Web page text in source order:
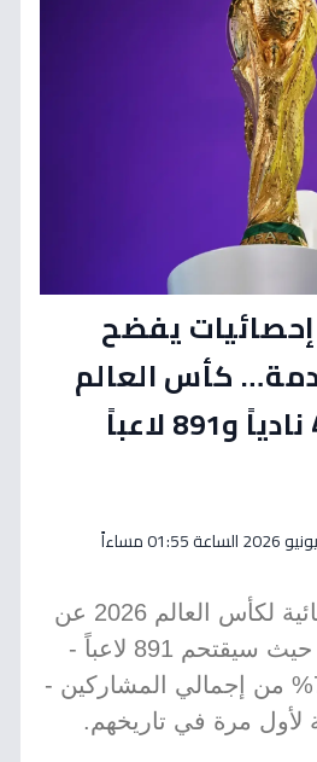
يفضح
كأس العالم
2026 يضم 449 نادياً و891 لاعباً
تكشف القوائم النهائية لكأس العالم 2026 عن
موجة تغيير جارفة، حيث سيقتحم 891 لاعباً -
يمثلون أكثر من 71% من إجمالي المشاركين -
لأول مرة في تاريخهم.